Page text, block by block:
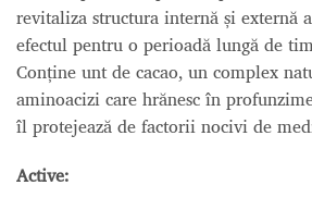
revitaliza structura internă și externă
efectul pentru o perioadă lungă de
Conține unt de cacao, un complex
aminoacizi care hrănesc în
îl protejează de factorii nocivi de
Active: